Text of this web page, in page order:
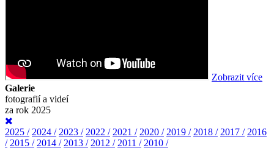
Zobrazit více
Galerie
fotografií a videí
za rok 2025
2025 / 2024 / 2023 / 2022 / 2021 / 2020 / 2019 / 2018 / 2017 / 2016
/ 2015 / 2014 / 2013 / 2012 / 2011 / 2010 /